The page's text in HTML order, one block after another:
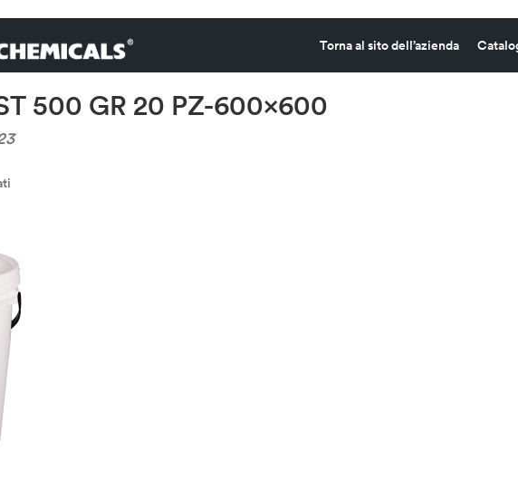
Torna al sito dell’azienda
500 GR 20 PZ-600×600
500
GR
20
PZ-
600×600